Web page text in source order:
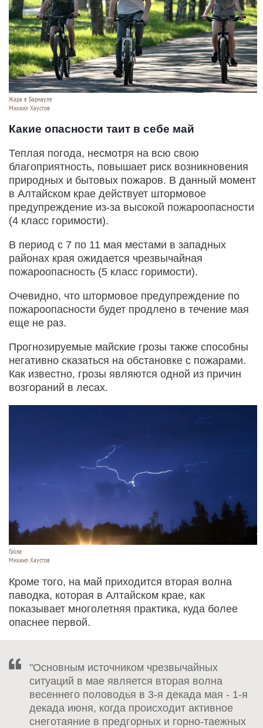
Жара в Барнауле
Михаил Хаустов
Какие опасности таит в себе май
Теплая погода, несмотря на всю свою
благоприятность, повышает риск возникновения
природных и бытовых пожаров. В данный момент
в Алтайском крае действует штормовое
предупреждение из-за высокой пожароопасности
(4 класс горимости).
В период с 7 по 11 мая местами в западных
районах края ожидается чрезвычайная
пожароопасность (5 класс горимости).
Очевидно, что штормовое предупреждение по
пожароопасности будет продлено в течение мая
еще не раз.
Прогнозируемые майские грозы также способны
негативно сказаться на обстановке с пожарами.
Как известно, грозы являются одной из причин
возгораний в лесах.
Гроза.
Михаил Хаустов
Кроме того, на май приходится вторая волна
паводка, которая в Алтайском крае, как
показывает многолетняя практика, куда более
опаснее первой.
"Основным источником чрезвычайных
ситуаций в мае является вторая волна
весеннего половодья в 3-я декада мая - 1-я
декада июня, когда происходит активное
снеготаяние в предгорных и горно-таежных